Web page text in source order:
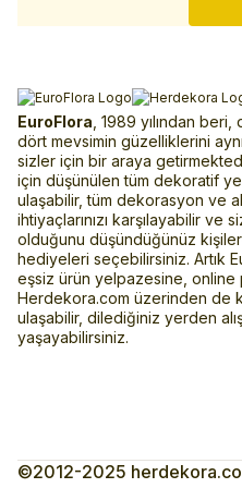
EuroFlora , 1989 yılından
dört mevsimin güzelliklerini aynı
sizler için bir araya
için düşünülen tüm dekoratif
ulaşabilir, tüm dekorasyon ve
ihtiyaçlarınızı karşılayabilir ve
olduğunu düşündüğünüz
hediyeleri seçebilirsiniz. Artık
eşsiz ürün yelpazesine, online
Herdekora.com üzerinden de
ulaşabilir, dilediğiniz yerden
yaşayabilirsiniz.
©2012-2025